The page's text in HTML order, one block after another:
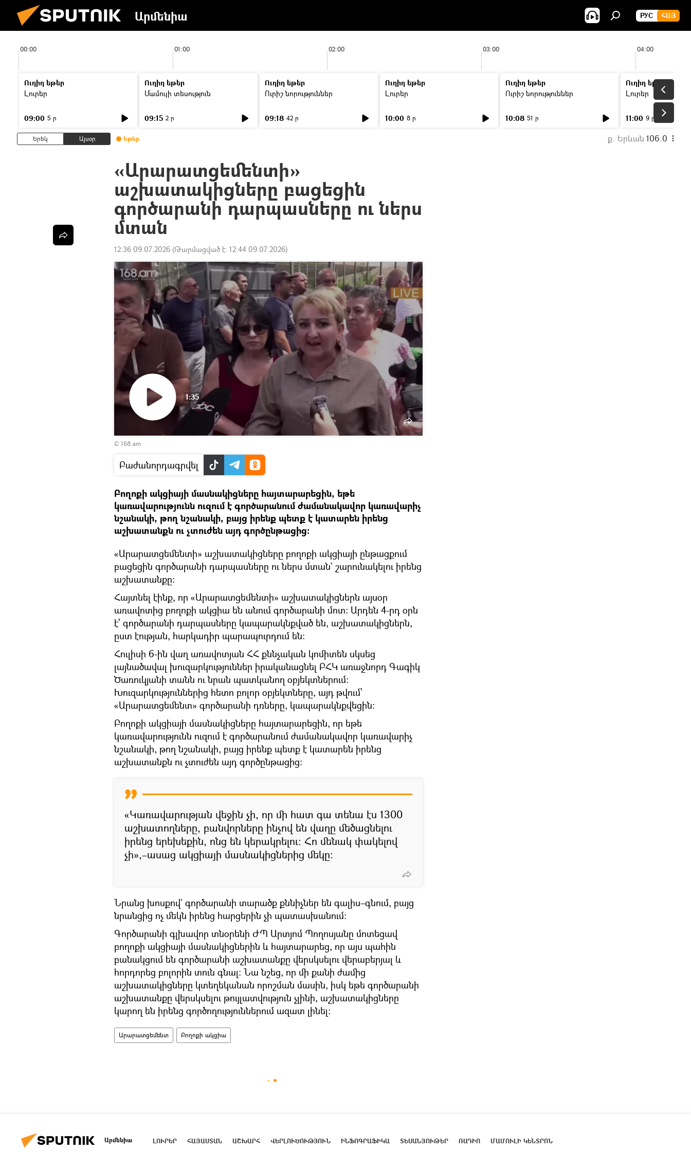
Արմենիա РУС ՀԱՅ
00:00 01:00 02:00 03:00 04:00
Ուղիղ եթեր
Լուրեր
09:00 5 ր
Ուղիղ եթեր
Մամուլի տեսություն
09:15 2 ր
Ուղիղ եթեր
Ուրիշ նորություններ
09:18 42 ր
Ուղիղ եթեր
Լուրեր
10:00 8 ր
Ուղիղ եթեր
Ուրիշ նորություններ
10:08 51 ր
Ուղիղ եթեր
Լուրեր
11:00 9 ր
Երեկ Այսօր Եթեր ք. Երևան 106.0
«Արարատցեմենտի»
աշխատակիցները բացեցին
գործարանի դարպասները ու ներս
մտան
12:36 09.07.2026 (Թարմացված է: 12:44 09.07.2026)
Դիտել
1:35
© 168.am
Բաժանորդագրվել
Բողոքի ակցիայի մասնակիցները հայտարարեցին, եթե
կառավարությունն ուզում է գործարանում ժամանակավոր կառավարիչ
նշանակի, թող նշանակի, բայց իրենք պետք է կատարեն իրենց
աշխատանքն ու չտուժեն այդ գործընթացից։
«Արարատցեմենտի» աշխատակիցները բողոքի ակցիայի ընթացքում
բացեցին գործարանի դարպասները ու ներս մտան` շարունակելու իրենց
աշխատանքը։
Հայտնել էինք, որ «Արարատցեմենտի» աշխատակիցներն այսօր
առավոտից բողոքի ակցիա են անում գործարանի մոտ։ Արդեն 4-րդ օրն
է՝ գործարանի դարպասները կապարակնքված են, աշխատակիցներն,
ըստ էության, հարկադիր պարապուրդում են։
Հուլիսի 6-ին վաղ առավոտյան ՀՀ քննչական կոմիտեն սկսեց
լայնածավալ խուզարկություններ իրականացնել ԲՀԿ առաջնորդ Գագիկ
Ծառուկյանի տանն ու նրան պատկանող օբյեկտներում։
Խուզարկություններից հետո բոլոր օբյեկտները, այդ թվում՝
«Արարատցեմենտ» գործարանի դռները, կապարակնքվեցին։
Բողոքի ակցիայի մասնակիցները հայտարարեցին, որ եթե
կառավարությունն ուզում է գործարանում ժամանակավոր կառավարիչ
նշանակի, թող նշանակի, բայց իրենք պետք է կատարեն իրենց
աշխատանքն ու չտուժեն այդ գործընթացից։
«Կառավարության վեջին չի, որ մի հատ գա տենա էս 1300
աշխատողները, բանվորները ինչով են վաղը մեծացնելու
իրենց երեխեքին, ոնց են կերակրելու։ Հո մենակ փակելով
չի»,–ասաց ակցիայի մասնակիցներից մեկը։
Նրանց խոսքով` գործարանի տարածք քննիչներ են գալիս–գնում, բայց
նրանցից ոչ մեկն իրենց հարցերին չի պատասխանում։
Գործարանի գլխավոր տնօրենի ԺՊ Արտյոմ Պողոսյանը մոտեցավ
բողոքի ակցիայի մասնակիցներին և հայտարարեց, որ այս պահին
բանակցում են գործարանի աշխատանքը վերսկսելու վերաբերյալ և
հորդորեց բոլորին տուն գնալ։ Նա նշեց, որ մի քանի ժամից
աշխատակիցները կտեղեկանան որոշման մասին, իսկ եթե գործարանի
աշխատանքը վերսկսելու թույլատվություն չլինի, աշխատակիցները
կարող են իրենց գործողություններում ազատ լինել։
Արարատցեմենտ Բողոքի ակցիա
Արմենիա ԼՈՒՐԵՐ ՀԱՅԱՍՏԱՆ ԱՇԽԱՐՀ ՎԵՐԼՈՒԾՈՒԹՅՈՒՆ ԻՆՖՈԳՐԱՖԻԿԱ ՏԵՍԱՆՅՈՒԹԵՐ ՌԱԴԻՈ ՄԱՄՈՒԼԻ ԿԵՆՏՐՈՆ